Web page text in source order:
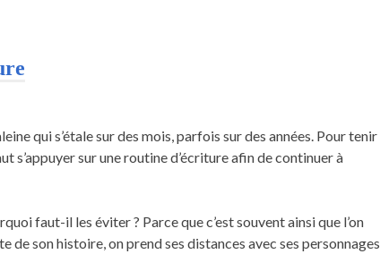
qui s’étale sur des mois, parfois sur des années. Pour tenir
s’appuyer sur une routine d’écriture afin de continuer à
faut-il les éviter ? Parce que c’est souvent ainsi que l’on
de son histoire, on prend ses distances avec ses personnages,